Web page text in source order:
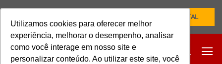
Utilizamos cookies para oferecer melhor
experiência, melhorar o desempenho, analisar
como você interage em nosso site e
personalizar conteúdo. Ao utilizar este site, você
NOVO PORTAL